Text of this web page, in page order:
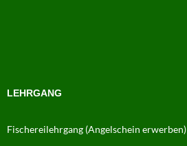
LEHRGANG
Fischereilehrgang (Angelschein erwerben)